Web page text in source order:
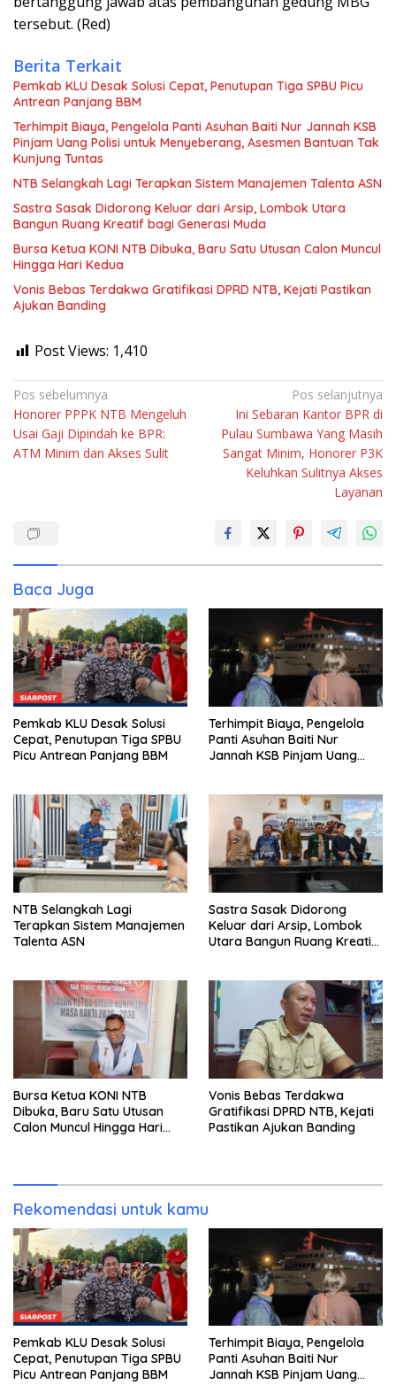
tersebut. (Red)
Berita Terkait
Pemkab KLU Desak Solusi Cepat, Penutupan Tiga SPBU Picu
Antrean Panjang BBM
Terhimpit Biaya, Pengelola Panti Asuhan Baiti Nur Jannah KSB
Pinjam Uang Polisi untuk Menyeberang, Asesmen Bantuan Tak
Kunjung Tuntas
NTB Selangkah Lagi Terapkan Sistem Manajemen Talenta ASN
Sastra Sasak Didorong Keluar dari Arsip, Lombok Utara
Bangun Ruang Kreatif bagi Generasi Muda
Bursa Ketua KONI NTB Dibuka, Baru Satu Utusan Calon Muncul
Hingga Hari Kedua
Vonis Bebas Terdakwa Gratifikasi DPRD NTB, Kejati Pastikan
Ajukan Banding
Post Views: 1,410
Navigasi
pos
Pos sebelumnya
Honorer PPPK NTB Mengeluh
Usai Gaji Dipindah ke BPR:
ATM Minim dan Akses Sulit
Pos selanjutnya
Ini Sebaran Kantor BPR di
Pulau Sumbawa Yang Masih
Sangat Minim, Honorer P3K
Keluhkan Sulitnya Akses
Layanan
Baca Juga
Pemkab KLU Desak Solusi
Cepat, Penutupan Tiga SPBU
Picu Antrean Panjang BBM
Terhimpit Biaya, Pengelola
Panti Asuhan Baiti Nur
Jannah KSB Pinjam Uang
Kunjung Tuntas
NTB Selangkah Lagi
Terapkan Sistem Manajemen
Talenta ASN
Sastra Sasak Didorong
Keluar dari Arsip, Lombok
Utara Bangun Ruang Kreatif
Bursa Ketua KONI NTB
Dibuka, Baru Satu Utusan
Calon Muncul Hingga Hari
Vonis Bebas Terdakwa
Gratifikasi DPRD NTB, Kejati
Pastikan Ajukan Banding
Rekomendasi untuk kamu
Pemkab KLU Desak Solusi
Cepat, Penutupan Tiga SPBU
Picu Antrean Panjang BBM
Terhimpit Biaya, Pengelola
Panti Asuhan Baiti Nur
Jannah KSB Pinjam Uang